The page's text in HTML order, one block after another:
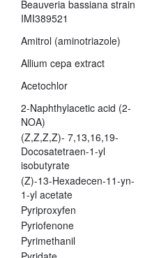
Beauveria bassiana strain
IMI389521
Amitrol (aminotriazole)
Allium cepa extract
Acetochlor
2-Naphthylacetic acid (2-
NOA)
(Z,Z,Z,Z)- 7,13,16,19-
Docosatetraen-1-yl
isobutyrate
(Z)-13-Hexadecen-11-yn-
1-yl acetate
Pyriproxyfen
Pyriofenone
Pyrimethanil